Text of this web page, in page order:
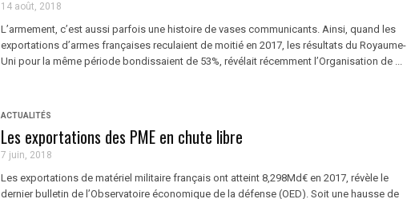
14 août, 2018
L’armement, c’est aussi parfois une histoire de vases communicants. Ainsi, quand les
exportations d’armes françaises reculaient de moitié en 2017, les résultats du Royaume-
Uni pour la même période bondissaient de 53%, révélait récemment l’Organisation de ...
ACTUALITÉS
Les exportations des PME en chute libre
7 juin, 2018
Les exportations de matériel militaire français ont atteint 8,298Md€ en 2017, révèle le
dernier bulletin de l’Observatoire économique de la défense (OED). Soit une hausse de